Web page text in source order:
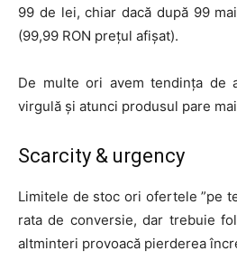
99 de lei, chiar dacă după 99
(99,99 RON prețul afișat).
De multe ori avem tendința de
virgulă și atunci produsul pare
Scarcity & urgency
Limitele de stoc ori ofertele ”pe
rata de conversie, dar trebuie
altminteri provoacă pierderea